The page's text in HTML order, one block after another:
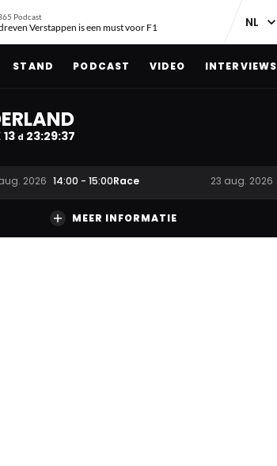
Podcast
Verstappen is een must voor F1
STAND PODCAST VIDEO INTERVIEWS
13 d 23:29:37
2026 14:00 - 15:00Race 23 aug. 2026
MEER INFORMATIE